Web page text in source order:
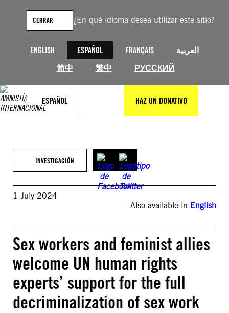
¿En qué idioma desea utilizar este sitio?
ENGLISH ESPAÑOL FRANÇAIS
العربية
简中
繁中 РУССКИЙ
CERRAR
ESPAÑOL HAZ UN DONATIVO
contenido
INVESTIGACIÓN
1 July 2024
Also available in English
Sex workers and feminist allies
welcome UN human rights
experts’ support for the full
decriminalization of sex work